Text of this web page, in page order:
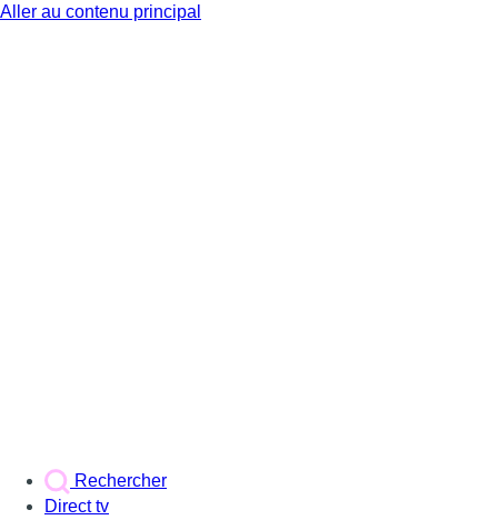
Aller au contenu principal
Rechercher
Direct tv